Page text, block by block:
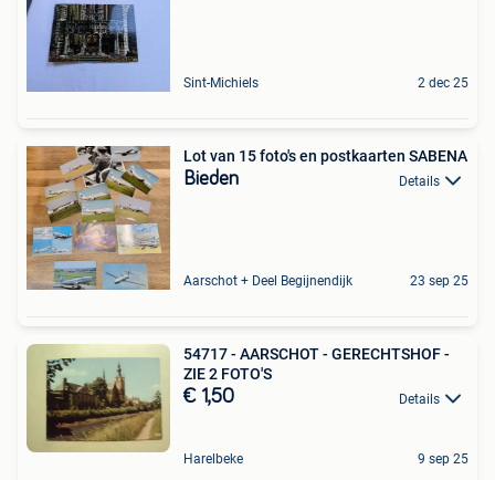
Sint-Michiels 2 dec 25
Lot van 15 foto's en postkaarten SABENA
Bieden Details
Aarschot + Deel Begijnendijk 23 sep 25
54717 - AARSCHOT - GERECHTSHOF -
ZIE 2 FOTO'S
€ 1,50 Details
Harelbeke 9 sep 25